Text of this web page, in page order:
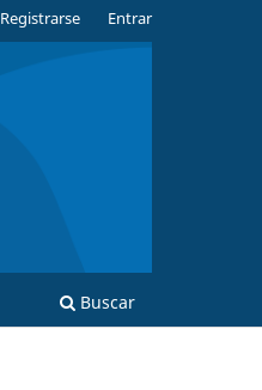
Buscar
Registrarse Entrar